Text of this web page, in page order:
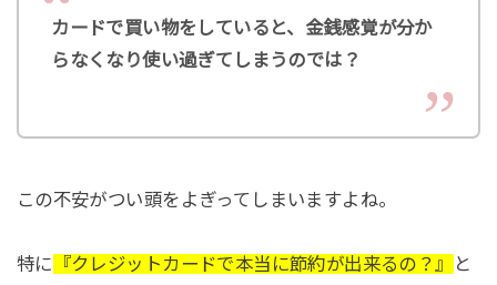
カードで買い物をしていると、金銭感覚が分か
らなくなり使い過ぎてしまうのでは？
この不安がつい頭をよぎってしまいますよね。
特に 『クレジットカードで本当に節約が出来るの？』
と